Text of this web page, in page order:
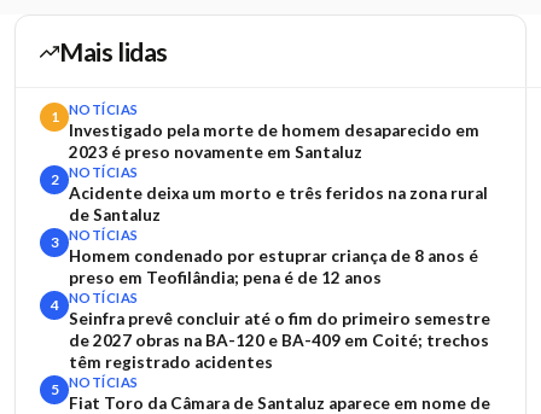
Mais lidas
1 NOTÍCIAS
Investigado pela morte de homem desaparecido em
2023 é preso novamente em Santaluz
2 NOTÍCIAS
Acidente deixa um morto e três feridos na zona rural
de Santaluz
3 NOTÍCIAS
Homem condenado por estuprar criança de 8 anos é
preso em Teofilândia; pena é de 12 anos
4 NOTÍCIAS
Seinfra prevê concluir até o fim do primeiro semestre
de 2027 obras na BA-120 e BA-409 em Coité; trechos
têm registrado acidentes
5 NOTÍCIAS
Fiat Toro da Câmara de Santaluz aparece em nome de